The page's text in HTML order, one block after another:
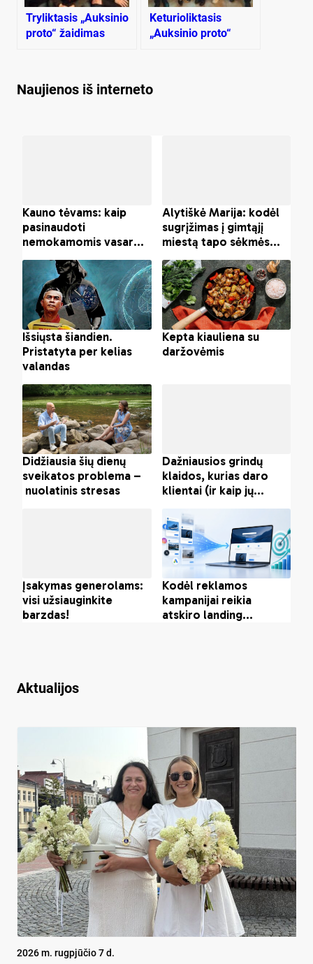
Tryliktasis „Auksinio
proto“ žaidimas
Keturioliktasis
„Auksinio proto“
Naujienos iš interneto
Aktualijos
2026 m. rugpjūčio 7 d.